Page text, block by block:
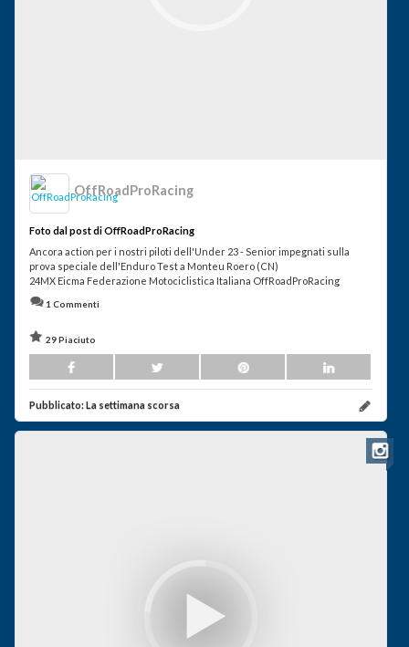
OffRoadProRacing
Foto dal post di OffRoadProRacing
Ancora action per i nostri piloti dell'Under 23 - Senior impegnati sulla
prova speciale dell'Enduro Test a Monteu Roero (CN)
24MX Eicma Federazione Motociclistica Italiana OffRoadProRacing
1 Commenti
29 Piaciuto
Pubblicato:La settimana scorsa